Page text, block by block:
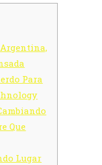
Para
Que
Lugar